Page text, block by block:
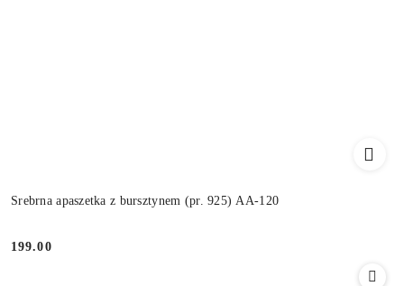
Srebrna apaszetka z bursztynem (pr. 925) AA-120
Cena:
199.00